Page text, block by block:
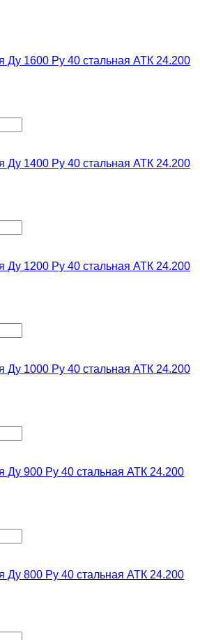
Ду 1600 Ру 40 стальная АТК 24.200
Ду 1400 Ру 40 стальная АТК 24.200
Ду 1200 Ру 40 стальная АТК 24.200
Ду 1000 Ру 40 стальная АТК 24.200
Ду 900 Ру 40 стальная АТК 24.200
Ду 800 Ру 40 стальная АТК 24.200